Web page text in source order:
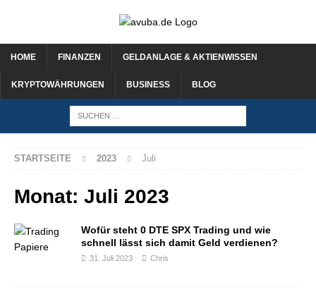
HOME FINANZEN GELDANLAGE & AKTIENWISSEN
KRYPTOWÄHRUNGEN BUSINESS BLOG
STARTSEITE 2023 Juli
Monat: Juli 2023
Wofür steht 0 DTE SPX Trading und wie
schnell lässt sich damit Geld verdienen?
31. Juli 2023 Chris